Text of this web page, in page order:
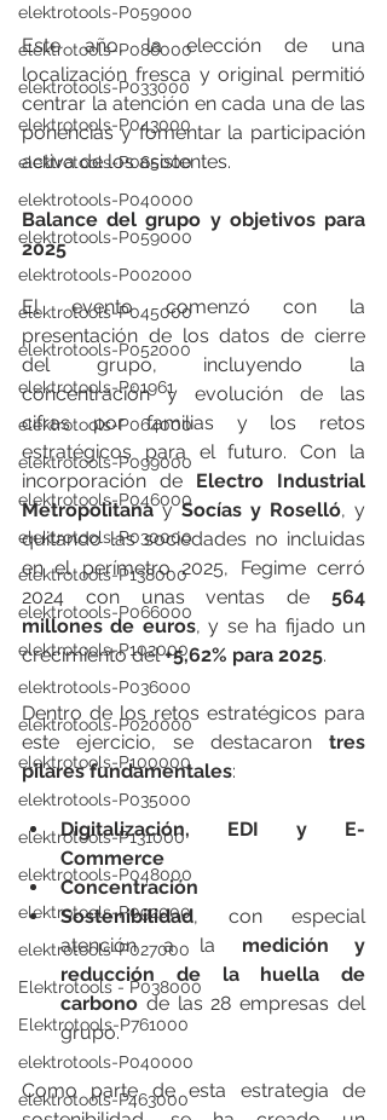
elektrotools-P059000
elektrotools-P086000
elektrotools-P033000
elektrotools-P043000
elektrotools-P065000
elektrotools-P040000
elektrotools-P059000
elektrotools-P002000
elektrotools-P045000
elektrotools-P052000
elektrotools-P01961
elektrotools-P064000
elektrotools-P099000
elektrotools-P046000
elektrotools-P030000
elektrotools-P138000
elektrotools-P066000
elektrotools-P102000
elektrotools-P036000
elektrotools-P020000
elektrotools-P100000
elektrotools-P035000
elektrotools-P131000
elektrotools-P048000
elektrotools-P092000
elektrotools-P027000
Elektrotools - P038000
Elektrotools-P761000
elektrotools-P040000
elektrotools-P463000
Este año, la elección de una
localización fresca y original permitió
centrar la atención en cada una de las
ponencias y fomentar la participación
activa de los asistentes.
Balance del grupo y objetivos para
2025
El evento comenzó con la
presentación de los datos de cierre
del grupo, incluyendo la
concentración y evolución de las
cifras por familias y los retos
estratégicos para el futuro. Con la
incorporación de Electro Industrial
Metropolitana y Socías y Roselló, y
quitando las sociedades no incluidas
en el perímetro 2025, Fegime cerró
2024 con unas ventas de 564
millones de euros, y se ha fijado un
crecimiento del +5,62% para 2025.
Dentro de los retos estratégicos para
este ejercicio, se destacaron tres
pilares fundamentales:
Digitalización, EDI y E-
Commerce
Concentración
Sostenibilidad, con especial
atención a la medición y
reducción de la huella de
carbono de las 28 empresas del
grupo.
Como parte de esta estrategia de